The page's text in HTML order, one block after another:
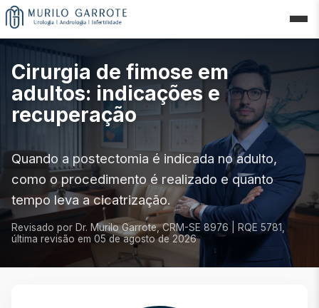
Cirurgia de fimose em
adultos: indicações e
recuperação
Quando a postectomia é indicada no adulto,
como o procedimento é realizado e quanto
tempo leva a cicatrização.
Revisado por Dr. Murilo Garrote, CRM-SE 8976 | RQE 5781,
última revisão em 05 de agosto de 2026